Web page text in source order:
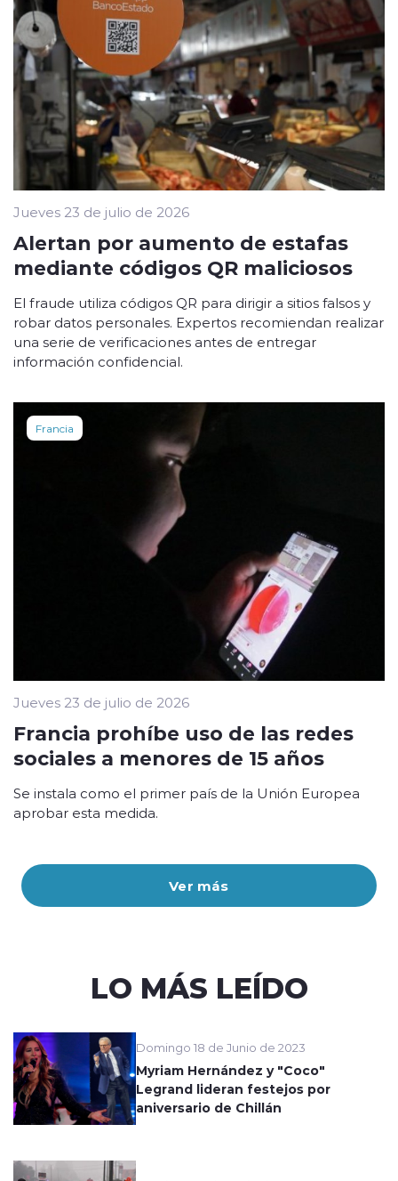
Ver más
Jueves 23 de julio de 2026
Alertan por aumento de estafas
mediante códigos QR maliciosos
El fraude utiliza códigos QR para dirigir a sitios falsos y
robar datos personales. Expertos recomiendan realizar
una serie de verificaciones antes de entregar
información confidencial.
Francia
Jueves 23 de julio de 2026
Francia prohíbe uso de las redes
sociales a menores de 15 años
Se instala como el primer país de la Unión Europea
aprobar esta medida.
LO MÁS LEÍDO
Domingo 18 de Junio de 2023
Myriam Hernández y "Coco"
Legrand lideran festejos por
aniversario de Chillán